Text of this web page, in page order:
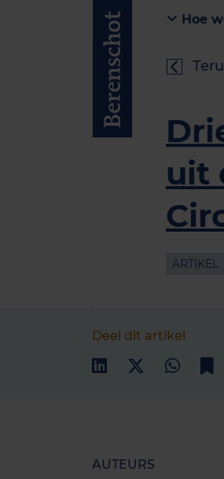
Hoe
uit
ARTIKEL
Deel dit artikel
AUTEURS